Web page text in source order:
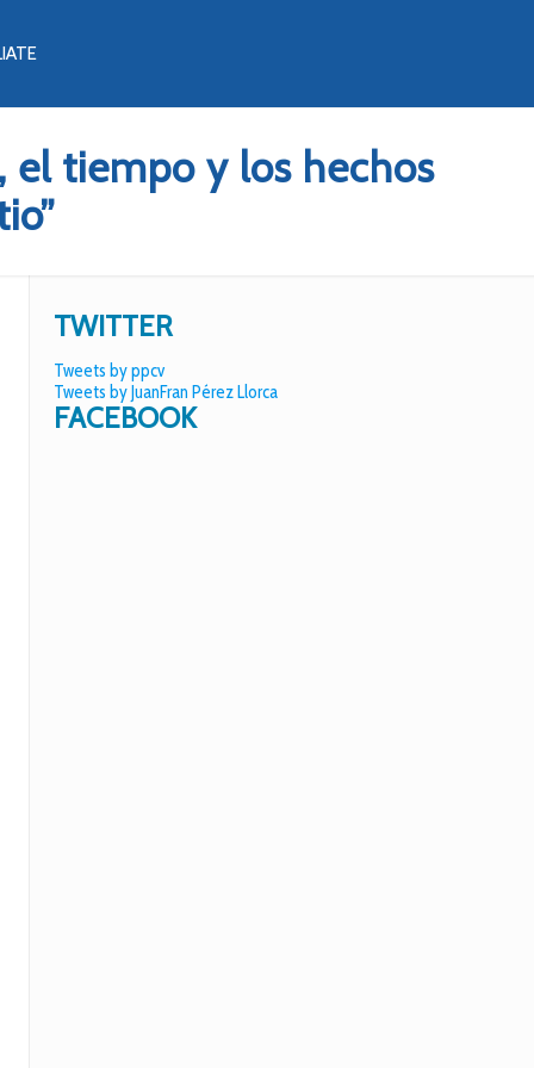
el tiempo y los hechos
TWITTER
Tweets by ppcv
Tweets by JuanFran Pérez Llorca
FACEBOOK